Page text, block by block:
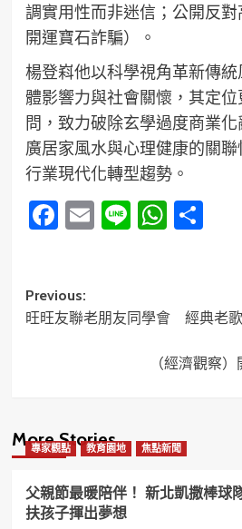
調實用性而非迷信；公開反
開運寶石詐騙）。
楊登嵙他以科學視角革新傳
體影響力與社會關懷，其定
問，致力破除玄學過度商業
廣居家風水與心理健康的關
行業現代化轉型趨勢。
Facebook
Email
Line 分
Post
navigation
Previous:
旺旺友聯老朋友同學會 經典老
（經濟觀察
More Stories
專家觀點 教育園地 焦點新聞
父親節最暖陪伴！ 新北凱撒棒
扶孩子揮出夢想